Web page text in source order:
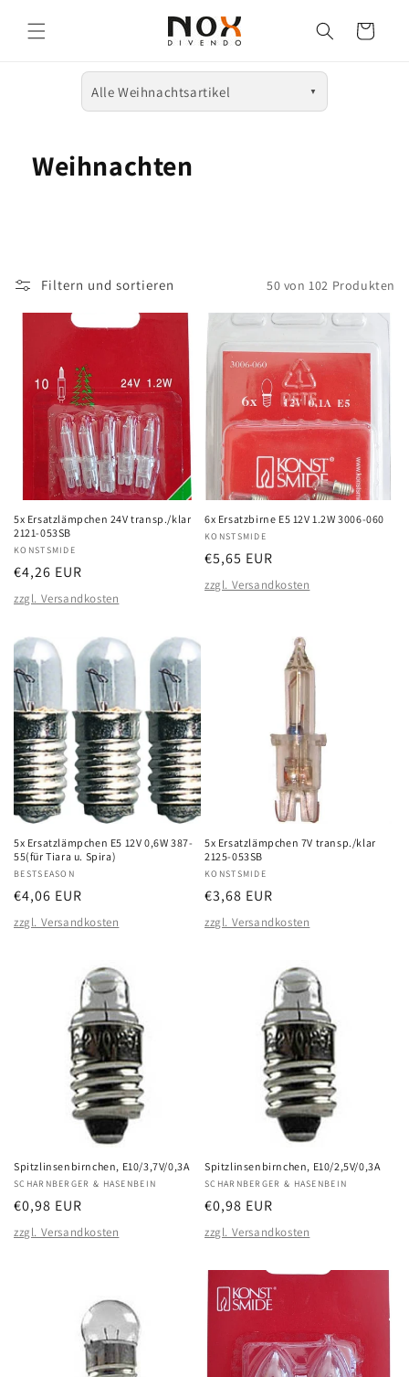
zum
Inhalt
Warenkorb
Alle Weihnachtsartikel ▼
Lichterketten
Fensterdekoration
Weihnachten
Filtern und sortieren 50 von 102 Produkten
5x Ersatzlämpchen 24V transp./klar
2121-053SB
Anbieter:
KONSTSMIDE
Normaler
Preis
€4,26 EUR
zzgl. Versandkosten
6x Ersatzbirne E5 12V 1.2W 3006-060
Anbieter:
KONSTSMIDE
Normaler
Preis
€5,65 EUR
zzgl. Versandkosten
5x Ersatzlämpchen E5 12V 0,6W 387-
55(für Tiara u. Spira)
Anbieter:
BESTSEASON
Normaler
Preis
€4,06 EUR
zzgl. Versandkosten
5x Ersatzlämpchen 7V transp./klar
2125-053SB
Anbieter:
KONSTSMIDE
Normaler
Preis
€3,68 EUR
zzgl. Versandkosten
Spitzlinsenbirnchen, E10/3,7V/0,3A
Anbieter:
SCHARNBERGER & HASENBEIN
Normaler
Preis
€0,98 EUR
zzgl. Versandkosten
Spitzlinsenbirnchen, E10/2,5V/0,3A
Anbieter:
SCHARNBERGER & HASENBEIN
Normaler
Preis
€0,98 EUR
zzgl. Versandkosten